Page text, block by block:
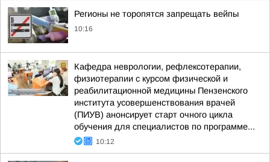
Регионы не торопятся запрещать вейпы
10:16
Кафедра неврологии, рефлексотерапии,
физиотерапии с курсом физической и
реабилитационной медицины Пензенского
института усовершенствования врачей
(ПИУВ) анонсирует старт очного цикла
обучения для специалистов по программе...
10:12